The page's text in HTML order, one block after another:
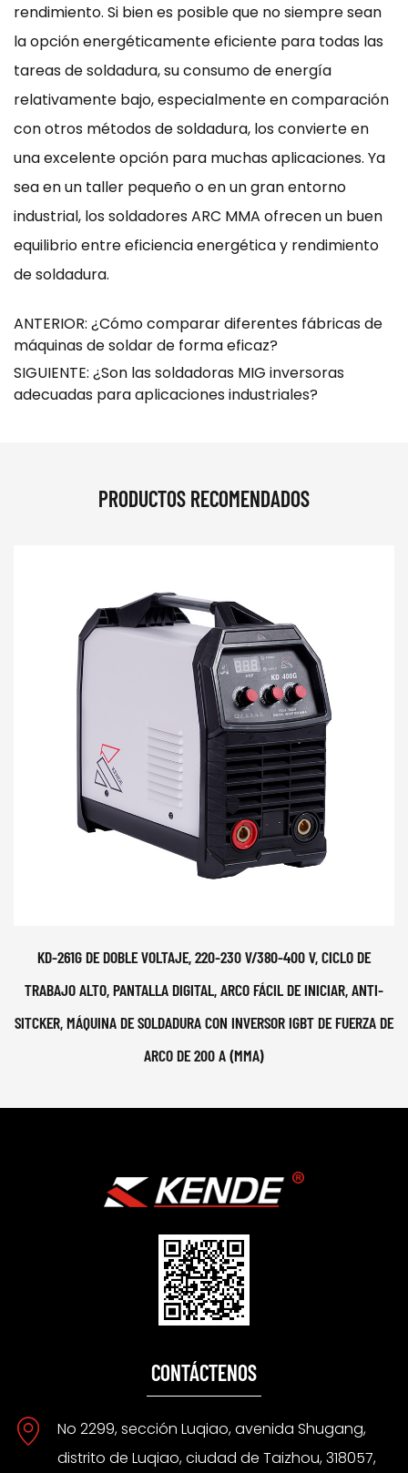
rendimiento. Si bien es posible que no siempre sean
la opción energéticamente eficiente para todas las
tareas de soldadura, su consumo de energía
relativamente bajo, especialmente en comparación
con otros métodos de soldadura, los convierte en
una excelente opción para muchas aplicaciones. Ya
sea en un taller pequeño o en un gran entorno
industrial, los soldadores ARC MMA ofrecen un buen
equilibrio entre eficiencia energética y rendimiento
de soldadura.
ANTERIOR: ¿Cómo comparar diferentes fábricas de
máquinas de soldar de forma eficaz?
SIGUIENTE: ¿Son las soldadoras MIG inversoras
adecuadas para aplicaciones industriales?
PRODUCTOS RECOMENDADOS
KD-261G DE DOBLE VOLTAJE, 220-230 V/380-400 V, CICLO DE
TRABAJO ALTO, PANTALLA DIGITAL, ARCO FÁCIL DE INICIAR, ANTI-
SITCKER, MÁQUINA DE SOLDADURA CON INVERSOR IGBT DE FUERZA DE
ARCO DE 200 A (MMA)
CONTÁCTENOS
No 2299, sección Luqiao, avenida Shugang,
distrito de Luqiao, ciudad de Taizhou, 318057,